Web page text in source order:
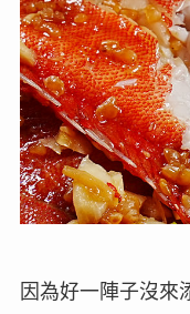
因為好一陣子沒來